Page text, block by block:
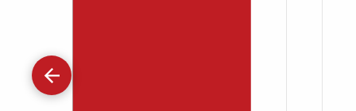
Gå
tilbage